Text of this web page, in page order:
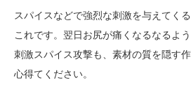
スパイスなどで強烈な刺激を与えてく
これです。翌日お尻が痛くなるなるよ
刺激スパイス攻撃も、素材の質を隠す
心得てください。